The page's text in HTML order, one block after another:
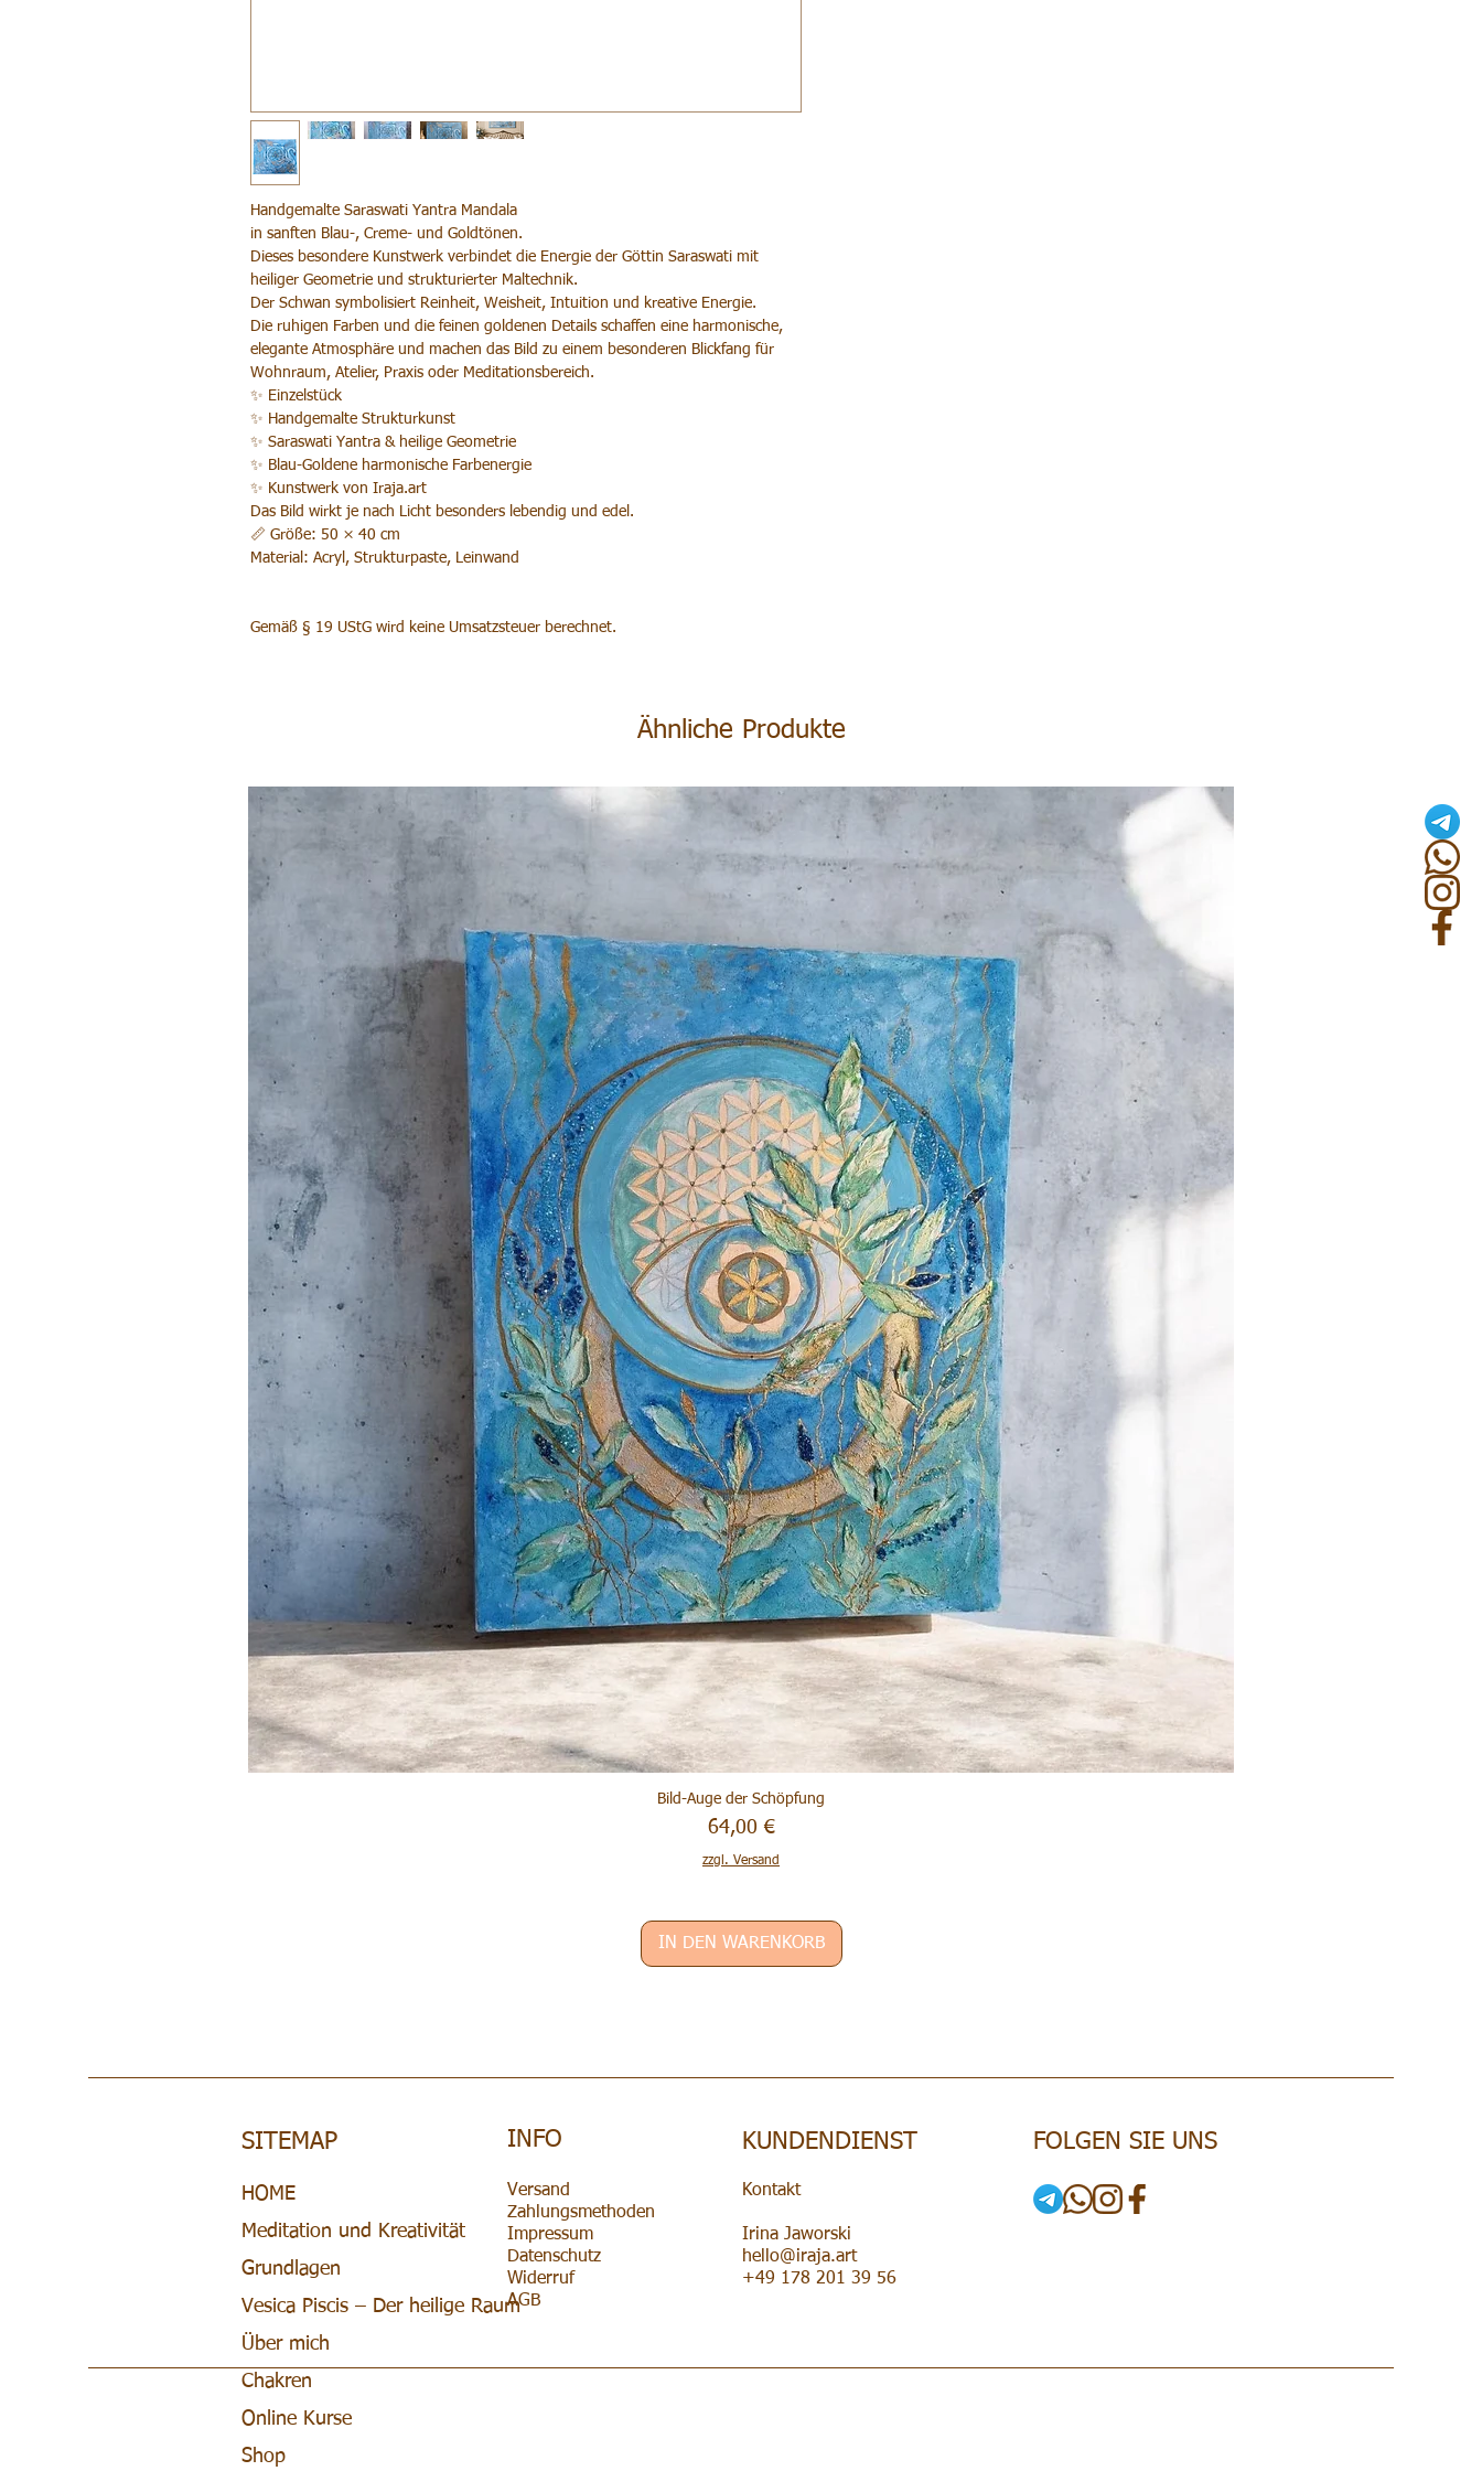
Handgemalte Saraswati Yantra Mandala
in sanften Blau-, Creme- und Goldtönen.
Dieses besondere Kunstwerk verbindet die Energie der Göttin Saraswati mit
heiliger Geometrie und strukturierter Maltechnik.
Der Schwan symbolisiert Reinheit, Weisheit, Intuition und kreative Energie.
Die ruhigen Farben und die feinen goldenen Details schaffen eine harmonische,
elegante Atmosphäre und machen das Bild zu einem besonderen Blickfang für
Wohnraum, Atelier, Praxis oder Meditationsbereich.
✨ Einzelstück
✨ Handgemalte Strukturkunst
✨ Saraswati Yantra & heilige Geometrie
✨ Blau-Goldene harmonische Farbenergie
✨ Kunstwerk von Iraja.art
Das Bild wirkt je nach Licht besonders lebendig und edel.
📏 Größe: 50 × 40 cm
Material: Acryl, Strukturpaste, Leinwand
Gemäß § 19 UStG wird keine Umsatzsteuer berechnet.
Ähnliche Produkte
Bild-Auge der Schöpfung
Preis
64,00 €
zzgl. Versand
IN DEN WARENKORB
SITEMAP
HOME
Meditation und Kreativität
Grundlagen
Vesica Piscis – Der heilige Raum
Über mich
Chakren
Online Kurse
Shop
INFO
Versand
Zahlungsmethoden
Impressum
Datenschutz
Widerruf
AGB
KUNDENDIENST
Kontakt
Irina Jaworski
hello@iraja.art
+49 178 201 39 56
FOLGEN SIE UNS